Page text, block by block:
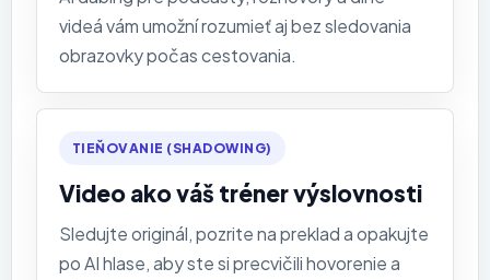
videá vám umožní rozumieť aj bez sledovania
obrazovky počas cestovania.
TIEŇOVANIE (SHADOWING)
Video ako váš tréner výslovnosti
Sledujte originál, pozrite na preklad a opakujte
po AI hlase, aby ste si precvičili hovorenie a